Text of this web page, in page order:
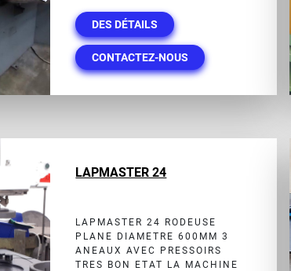
DES DÉTAILS
CONTACTEZ-NOUS
LAPMASTER 24
LAPMASTER 24 RODEUSE
PLANE DIAMETRE 600MM 3
ANEAUX AVEC PRESSOIRS
TRES BON ETAT LA MACHINE